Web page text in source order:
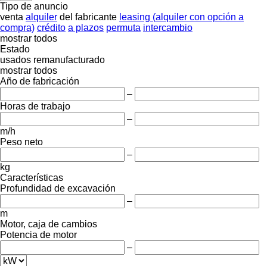
Tipo de anuncio
venta alquiler del fabricante leasing (alquiler con opción a
compra) crédito a plazos permuta intercambio
mostrar todos
Estado
usados remanufacturado
mostrar todos
Año de fabricación
–
Horas de trabajo
–
m/h
Peso neto
–
kg
Características
Profundidad de excavación
–
m
Motor, caja de cambios
Potencia de motor
–